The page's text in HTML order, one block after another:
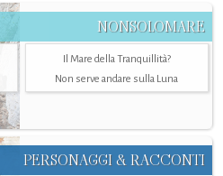
NONSOLOMARE
Il Mare della Tranquillità?
Non serve andare sulla Luna
PERSONAGGI & RACCONTI